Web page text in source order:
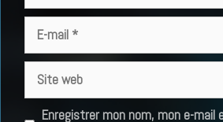
mail
web
Enregistrer mon nom, mon e-mail